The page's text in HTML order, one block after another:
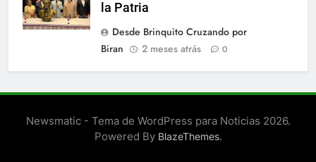
la Patria
Desde Brinquito Cruzando por
Biran
2 meses atrás 0
Newsmatic - Tema de WordPress para Noticias 2026.
Powered By BlazeThemes.